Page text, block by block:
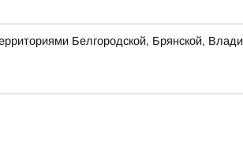
Белгородской, Брянской,